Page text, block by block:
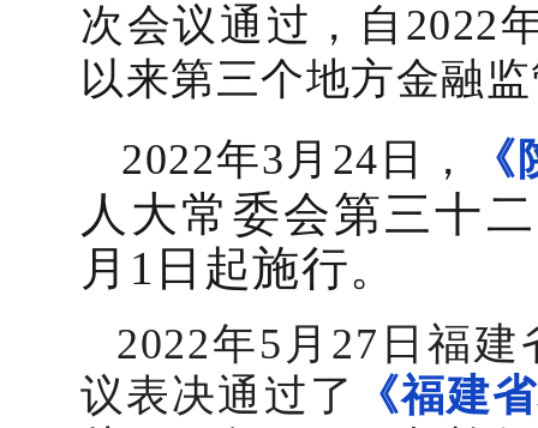
次会议通过，自2022
以来第三个地方金融
2022年3月24日，
人大常委会第三十
月1日起施行。
2022年5月27日 福建
议表决通过了
《福建